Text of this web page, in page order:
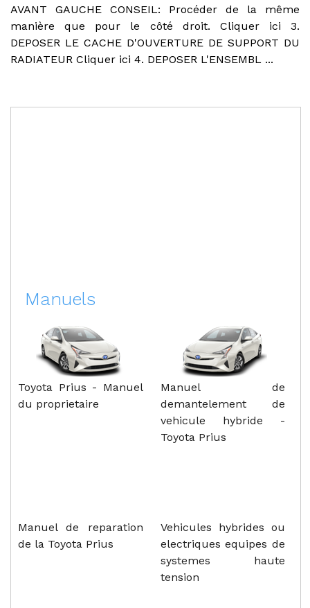
AVANT GAUCHE CONSEIL: Procéder de la même
manière que pour le côté droit. Cliquer ici 3.
DEPOSER LE CACHE D'OUVERTURE DE SUPPORT DU
RADIATEUR Cliquer ici 4. DEPOSER L'ENSEMBL ...
Manuels
Toyota Prius - Manuel
du proprietaire
Manuel de
demantelement de
vehicule hybride -
Toyota Prius
Manuel de reparation
de la Toyota Prius
Vehicules hybrides ou
electriques equipes de
systemes haute
tension